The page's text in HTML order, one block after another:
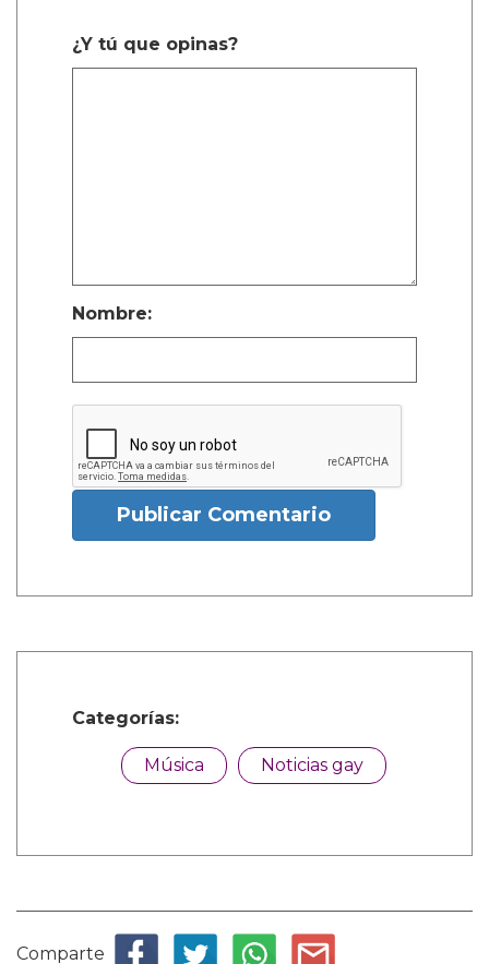
¿Y tú que opinas?
Nombre:
Publicar Comentario
Categorías:
Música Noticias gay
Comparte